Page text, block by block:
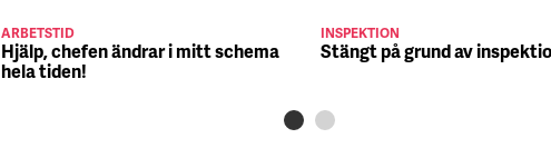
ARBETSTID
Hjälp, chefen ändrar i mitt schema
hela tiden!
INSPEKTION
Stängt på grund av